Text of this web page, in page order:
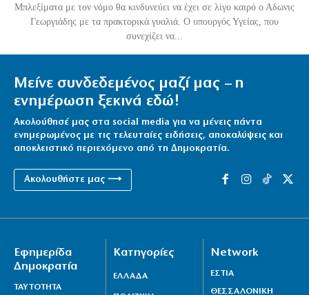
Μπλεξίματα με τον νόμο θα κινδυνεύει να έχει σε λίγο καιρό ο Αδωνις
Γεωργιάδης με τα πρακτορικά γυαλιά. Ο υπουργός Υγείας, που
συνεχίζει να...
Μείνε συνδεδεμένος μαζί μας – η
ενημέρωση ξεκινά εδώ!
Ακολούθησέ μας στα social media για να μένεις πάντα
ενημερωμένος με τις τελευταίες ειδήσεις, αποκαλύψεις και
αποκλειστικό περιεχόμενο από τη Δημοκρατία.
Ακολουθήστε μας ⟶
Εφημερίδα
Δημοκρατία
ΤΑΥΤΟΤΗΤΑ
Κατηγορίες
ΕΛΛΑΔΑ
Network
ΕΣΤΙΑ
ΘΕΣΣΑΛΟΝΙΚΗ